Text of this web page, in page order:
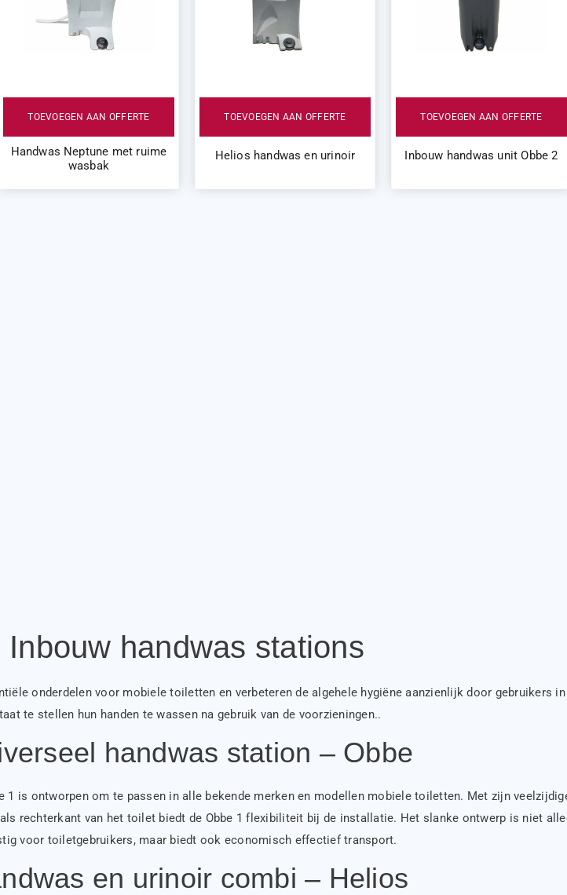
TOEVOEGEN AAN OFFERTE
Handwas Neptune met ruime
wasbak
TOEVOEGEN AAN OFFERTE
Helios handwas en urinoir
TOEVOEGEN AAN OFFERTE
Inbouw handwas unit Obbe 2
Inbouw handwas stations
onderdelen voor mobiele toiletten en verbeteren de algehele hygiëne aanzienlijk door gebruikers in
te stellen hun handen te wassen na gebruik van de voorzieningen..
handwas station – Obbe
1 is ontworpen om te passen in alle bekende merken en modellen mobiele toiletten. Met zijn
rechterkant van het toilet biedt de Obbe 1 flexibiliteit bij de installatie. Het slanke ontwerp is niet
voor toiletgebruikers, maar biedt ook economisch effectief transport.
en urinoir combi – Helios